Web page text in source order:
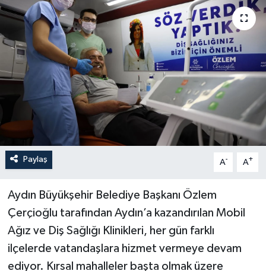
Paylaş A- A+
Aydın Büyükşehir Belediye Başkanı Özlem
Çerçioğlu tarafından Aydın’a kazandırılan Mobil
Ağız ve Diş Sağlığı Klinikleri, her gün farklı
ilçelerde vatandaşlara hizmet vermeye devam
ediyor. Kırsal mahalleler başta olmak üzere